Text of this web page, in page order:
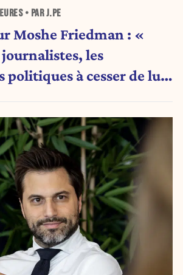
• PAR J.PE
Moshe Friedman : «
les
politiques à cesser de lui